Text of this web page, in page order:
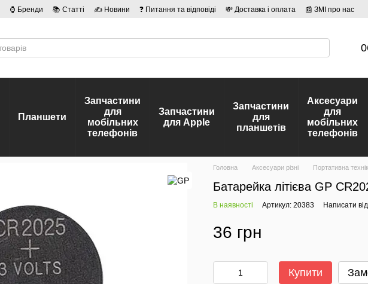
⌚ Бренди 📚 Статті ✍ Новини ❓ Питання та відповіді 💸 Доставка і оплата
📰 ЗМІ про нас
Планшети
Запчастини
для
мобільних
телефонів
Запчастини
для Apple
Запчастини
для
планшетів
Аксесуари
для
мобільних
телефонів
Головна Аксесуари різні Портативна
Батарейка літієва GP
В наявності Артикул: 20383 Написати
36 грн
Купити